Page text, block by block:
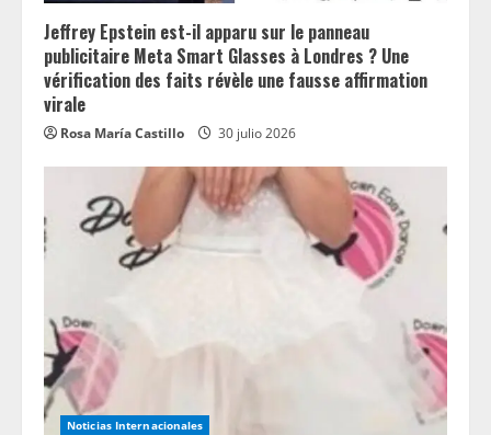
Jeffrey Epstein est-il apparu sur le panneau
publicitaire Meta Smart Glasses à Londres ? Une
vérification des faits révèle une fausse affirmation
virale
Rosa María Castillo 30 julio 2026
Noticias Internacionales